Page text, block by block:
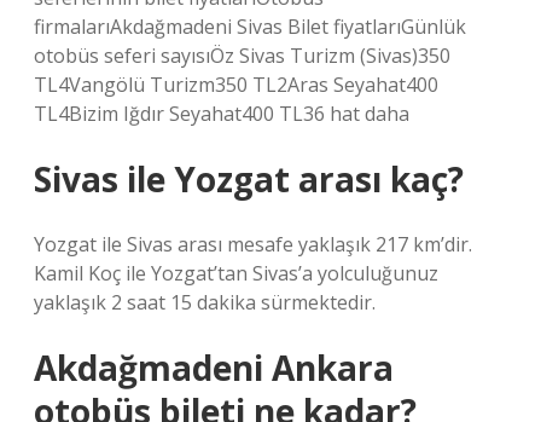
firmalarıAkdağmadeni Sivas Bilet fiyatlarıGünlük
otobüs seferi sayısıÖz Sivas Turizm (Sivas)350
TL4Vangölü Turizm350 TL2Aras Seyahat400
TL4Bizim Iğdır Seyahat400 TL36 hat daha
Sivas ile Yozgat arası kaç?
Yozgat ile Sivas arası mesafe yaklaşık 217 km’dir.
Kamil Koç ile Yozgat’tan Sivas’a yolculuğunuz
yaklaşık 2 saat 15 dakika sürmektedir.
Akdağmadeni Ankara
otobüs bileti ne kadar?